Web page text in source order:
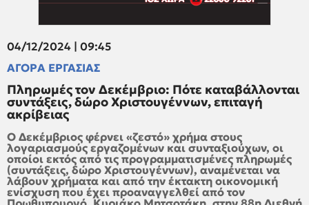
04/12/2024 | 09:45
ΑΓΟΡΑ ΕΡΓΑΣΙΑΣ
Πληρωμές τον Δεκέμβριο: Πότε καταβάλλονται
συντάξεις, δώρο Χριστουγέννων, επιταγή
ακρίβειας
Ο Δεκέμβριος φέρνει «ζεστό» χρήμα στους
λογαριασμούς εργαζομένων και συνταξιούχων, οι
οποίοι εκτός από τις προγραμματισμένες πληρωμές
(συντάξεις, δώρο Χριστουγέννων), αναμένεται να
λάβουν χρήματα και από την έκτακτη οικονομική
ενίσχυση που έχει προαναγγελθεί από τον